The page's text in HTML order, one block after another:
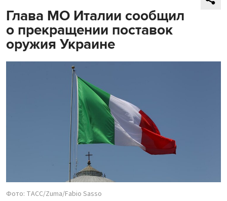
Глава МО Италии сообщил
о прекращении поставок
оружия Украине
Фото: ТАСС/Zuma/Fabio Sasso